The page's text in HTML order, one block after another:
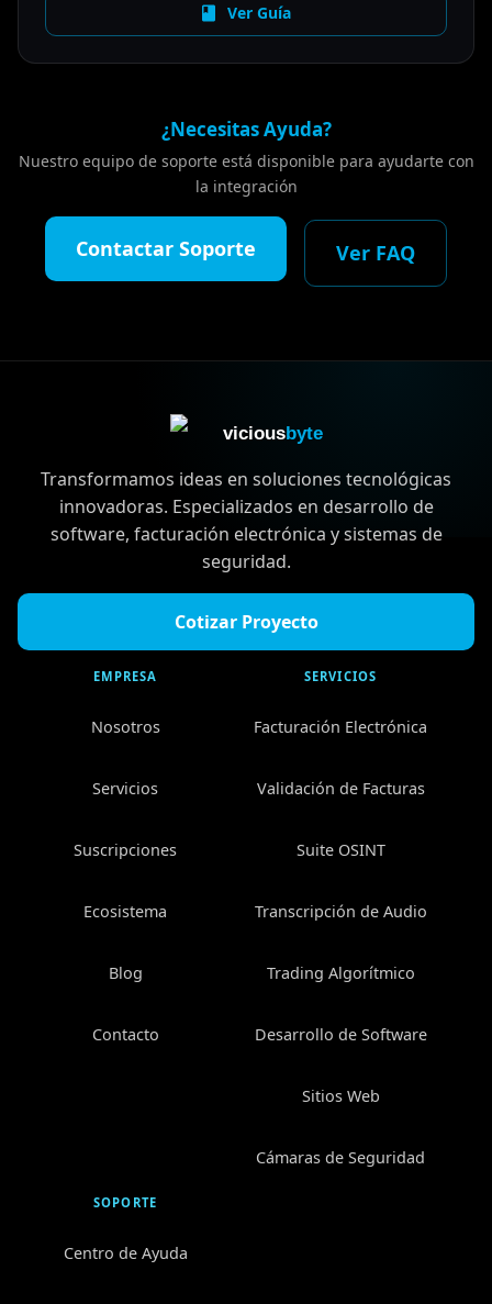
Ver Guía
¿Necesitas Ayuda?
Nuestro equipo de soporte está disponible para ayudarte con
la integración
Contactar Soporte Ver FAQ
viciousbyte
Transformamos ideas en soluciones tecnológicas
innovadoras. Especializados en desarrollo de
software, facturación electrónica y sistemas de
seguridad.
Cotizar Proyecto
EMPRESA
Nosotros
Servicios
Suscripciones
Ecosistema
Blog
Contacto
SERVICIOS
Facturación Electrónica
Validación de Facturas
Suite OSINT
Transcripción de Audio
Trading Algorítmico
Desarrollo de Software
Sitios Web
Cámaras de Seguridad
SOPORTE
Centro de Ayuda